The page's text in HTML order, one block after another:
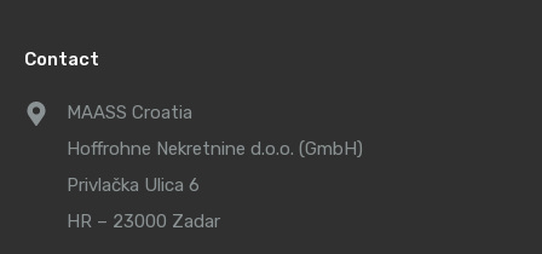
Contact
MAASS Croatia
Hoffrohne Nekretnine d.o.o. (GmbH)
Privlačka Ulica 6
HR – 23000 Zadar